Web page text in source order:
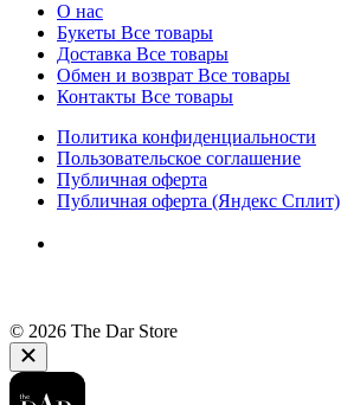
О нас
Букеты Все товары
Доставка Все товары
Обмен и возврат Все товары
Контакты Все товары
Политика конфиденциальности
Пользовательское соглашение
Публичная оферта
Публичная оферта (Яндекс Сплит)
© 2026 The Dar Store